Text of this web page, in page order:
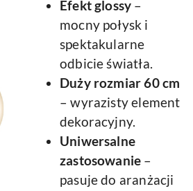
Efekt glossy –
mocny połysk i
spektakularne
odbicie światła.
Duży rozmiar 60 cm
– wyrazisty element
dekoracyjny.
Uniwersalne
zastosowanie –
pasuje do aranżacji